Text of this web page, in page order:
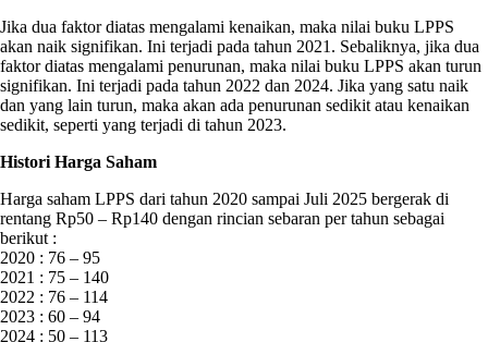
Jika dua faktor diatas mengalami kenaikan, maka nilai buku LPPS
akan naik signifikan. Ini terjadi pada tahun 2021. Sebaliknya, jika dua
faktor diatas mengalami penurunan, maka nilai buku LPPS akan turun
signifikan. Ini terjadi pada tahun 2022 dan 2024. Jika yang satu naik
dan yang lain turun, maka akan ada penurunan sedikit atau kenaikan
sedikit, seperti yang terjadi di tahun 2023.
Histori Harga Saham
Harga saham LPPS dari tahun 2020 sampai Juli 2025 bergerak di
rentang Rp50 – Rp140 dengan rincian sebaran per tahun sebagai
berikut :
2020 : 76 – 95
2021 : 75 – 140
2022 : 76 – 114
2023 : 60 – 94
2024 : 50 – 113